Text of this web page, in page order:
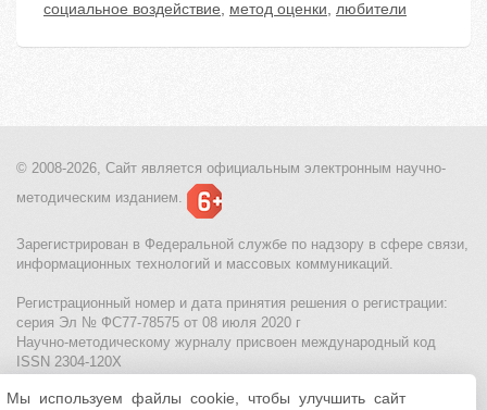
социальное воздействие, метод оценки, любители
© 2008-2026, Сайт является официальным электронным научно-
методическим изданием.
Зарегистрирован в Федеральной службе по надзору в сфере связи,
информационных технологий и массовых коммуникаций.
Регистрационный номер и дата принятия решения о регистрации:
серия Эл № ФС77-78575 от 08 июля 2020 г
Научно-методическому журналу присвоен международный код
ISSN 2304-120X
МЦИТО|Школьные олимпиады и онлайн конкурсы для детей
Мы используем файлы cookie, чтобы улучшить сайт